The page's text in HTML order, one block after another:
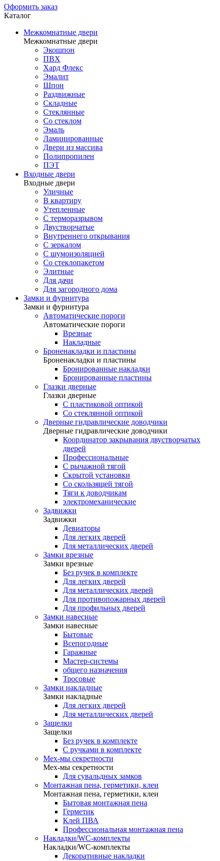
Оформить заказ
Каталог
Межкомнатные двери
Межкомнатные двери
Экошпон
ПВХ
Хард Флекс
Эмалит
Шпон
Раздвижные
Складные
Стеклянные
Со стеклом
Эмаль
Ламинированные
Двери из массива
Полипропилен
ПЭТ
Входные двери
Входные двери
Уличные
В квартиру
Утепленные
С терморазрывом
Двустворчатые
Внутреннего открывания
С зеркалом
С шумоизоляцией
Со стеклопакетом
Элитные
Для дачи
Для загородного дома
Замки и фурнитура
Замки и фурнитура
Автоматические пороги
Автоматические пороги
Врезные
Накладные
Броненакладки и пластины
Броненакладки и пластины
Бронированные накладки
Бронированные пластины
Глазки дверные
Глазки дверные
C пластиковой оптикой
Со стеклянной оптикой
Дверные гидравлические доводчики
Дверные гидравлические доводчики
Координатор закрывания двустворчатых
дверей
Профессиональные
С рычажной тягой
Скрытой установки
Со скользящей тягой
Тяги к доводчикам
электромеханические
Задвижки
Задвижки
Девиаторы
Для легких дверей
Для металлических дверей
Замки врезные
Замки врезные
Без ручек в комплекте
Для легких дверей
Для металлических дверей
Для противопожарных дверей
Для профильных дверей
Замки навесные
Замки навесные
Бытовые
Всепогодные
Гаражные
Мастер-системы
общего назначения
Тросовые
Замки накладные
Замки накладные
Для легких дверей
Для металлических дверей
Защелки
Защелки
Без ручек в комплекте
С ручками в комплекте
Мех-мы секретности
Мех-мы секретности
Для сувальдных замков
Монтажная пена, герметики, клеи
Монтажная пена, герметики, клеи
Бытовая монтажная пена
Герметик
Клей ПВА
Профессиональная монтажная пена
Накладки/WC-комплекты
Накладки/WC-комплекты
Декоративные накладки